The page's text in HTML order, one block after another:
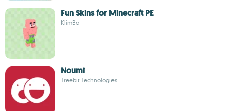
Fun Skins for Minecraft PE
KlimBo
Noumi
Treebit Technologies